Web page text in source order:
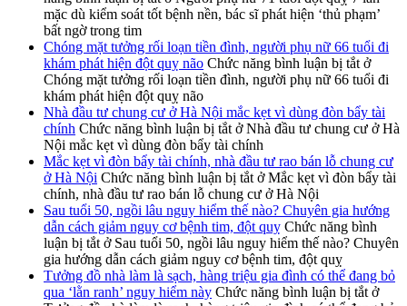
mặc dù kiểm soát tốt bệnh nền, bác sĩ phát hiện ‘thủ phạm’
bất ngờ trong tim
Chóng mặt tưởng rối loạn tiền đình, người phụ nữ 66 tuổi đi
khám phát hiện đột quỵ não Chức năng bình luận bị tắt ở
Chóng mặt tưởng rối loạn tiền đình, người phụ nữ 66 tuổi đi
khám phát hiện đột quỵ não
Nhà đầu tư chung cư ở Hà Nội mắc kẹt vì dùng đòn bẩy tài
chính Chức năng bình luận bị tắt ở Nhà đầu tư chung cư ở Hà
Nội mắc kẹt vì dùng đòn bẩy tài chính
Mắc kẹt vì đòn bẩy tài chính, nhà đầu tư rao bán lỗ chung cư
ở Hà Nội Chức năng bình luận bị tắt ở Mắc kẹt vì đòn bẩy tài
chính, nhà đầu tư rao bán lỗ chung cư ở Hà Nội
Sau tuổi 50, ngồi lâu nguy hiểm thế nào? Chuyên gia hướng
dẫn cách giảm nguy cơ bệnh tim, đột quỵ Chức năng bình
luận bị tắt ở Sau tuổi 50, ngồi lâu nguy hiểm thế nào? Chuyên
gia hướng dẫn cách giảm nguy cơ bệnh tim, đột quỵ
Tưởng đồ nhà làm là sạch, hàng triệu gia đình có thể đang bỏ
qua ‘lằn ranh’ nguy hiểm này Chức năng bình luận bị tắt ở